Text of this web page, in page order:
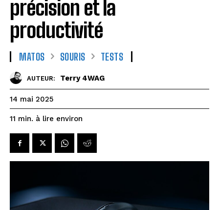
précision et la
productivité
MATOS SOURIS TESTS
AUTEUR: Terry 4WAG
14 mai 2025
11 min. à lire environ